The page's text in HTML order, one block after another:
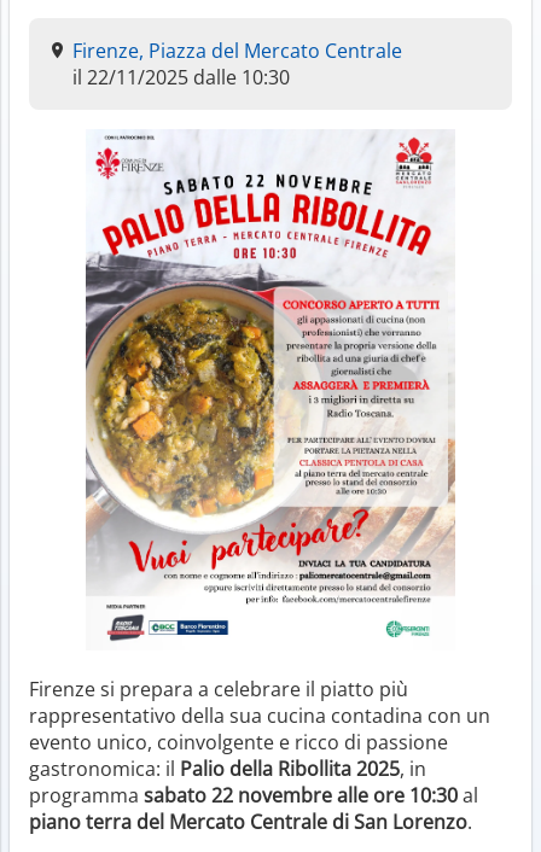
Firenze, Piazza del Mercato Centrale
il 22/11/2025 dalle 10:30
Firenze si prepara a celebrare il piatto più
rappresentativo della sua cucina contadina con un
evento unico, coinvolgente e ricco di passione
gastronomica: il Palio della Ribollita 2025, in
programma sabato 22 novembre alle ore 10:30al
piano terra del Mercato Centrale di San Lorenzo.